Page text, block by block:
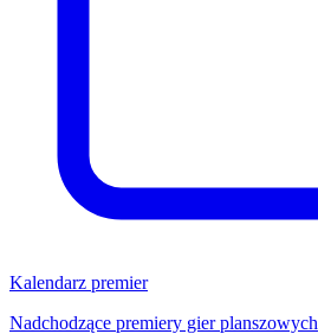
Kalendarz premier
Nadchodzące premiery gier planszowych